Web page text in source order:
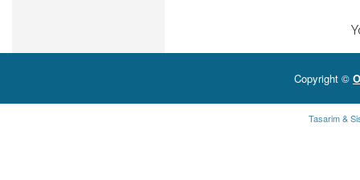
Copyright ©
Tasarim &